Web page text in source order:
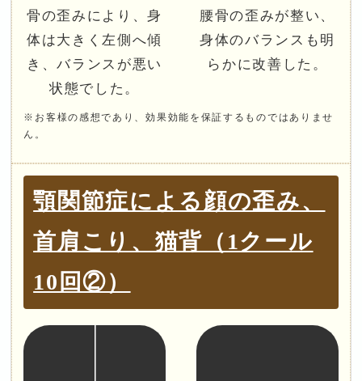
骨の歪みにより、身
体は大きく左側へ傾
き、バランスが悪い
状態でした。
腰骨の歪みが整い、
身体のバランスも明
らかに改善した。
※お客様の感想であり、効果効能を保証するものではありませ
ん。
顎関節症による顔の歪み、
首肩こり、猫背（1クール
10回②）